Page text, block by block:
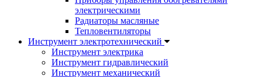
электрическими
Радиаторы масляные
Тепловентиляторы
Инструмент электротехнический
Инструмент электрика
Инструмент гидравлический
Инструмент механический